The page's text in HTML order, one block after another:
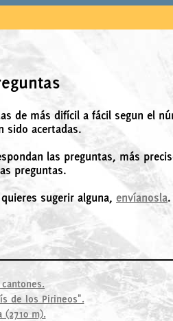
de más difícil a fácil segun el
sido acertadas.
las preguntas, más
preguntas.
sugerir alguna, envíanosla.
de los Pirineos".
(2710 m).